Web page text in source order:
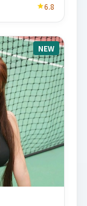
6.8
NEW